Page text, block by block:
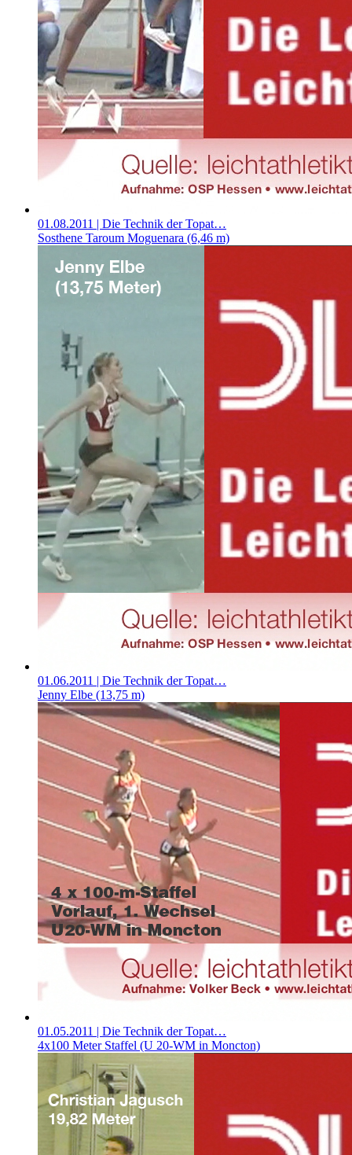
01.08.2011 | Die Technik der Topat…
Sosthene Taroum Moguenara (6,46 m)
01.06.2011 | Die Technik der Topat…
Jenny Elbe (13,75 m)
01.05.2011 | Die Technik der Topat…
4x100 Meter Staffel (U 20-WM in Moncton)